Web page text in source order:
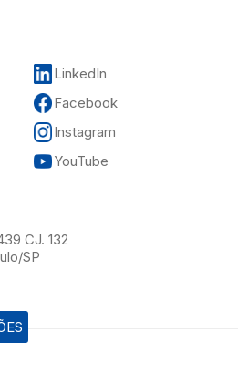
CJ. 132
SP
LinkedIn
Facebook
Instagram
YouTube